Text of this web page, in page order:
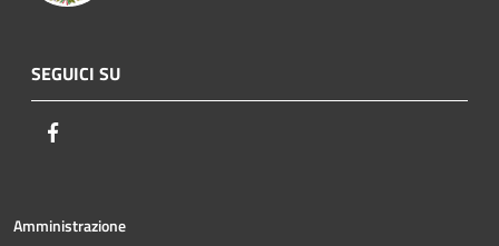
SEGUICI SU
Amministrazione